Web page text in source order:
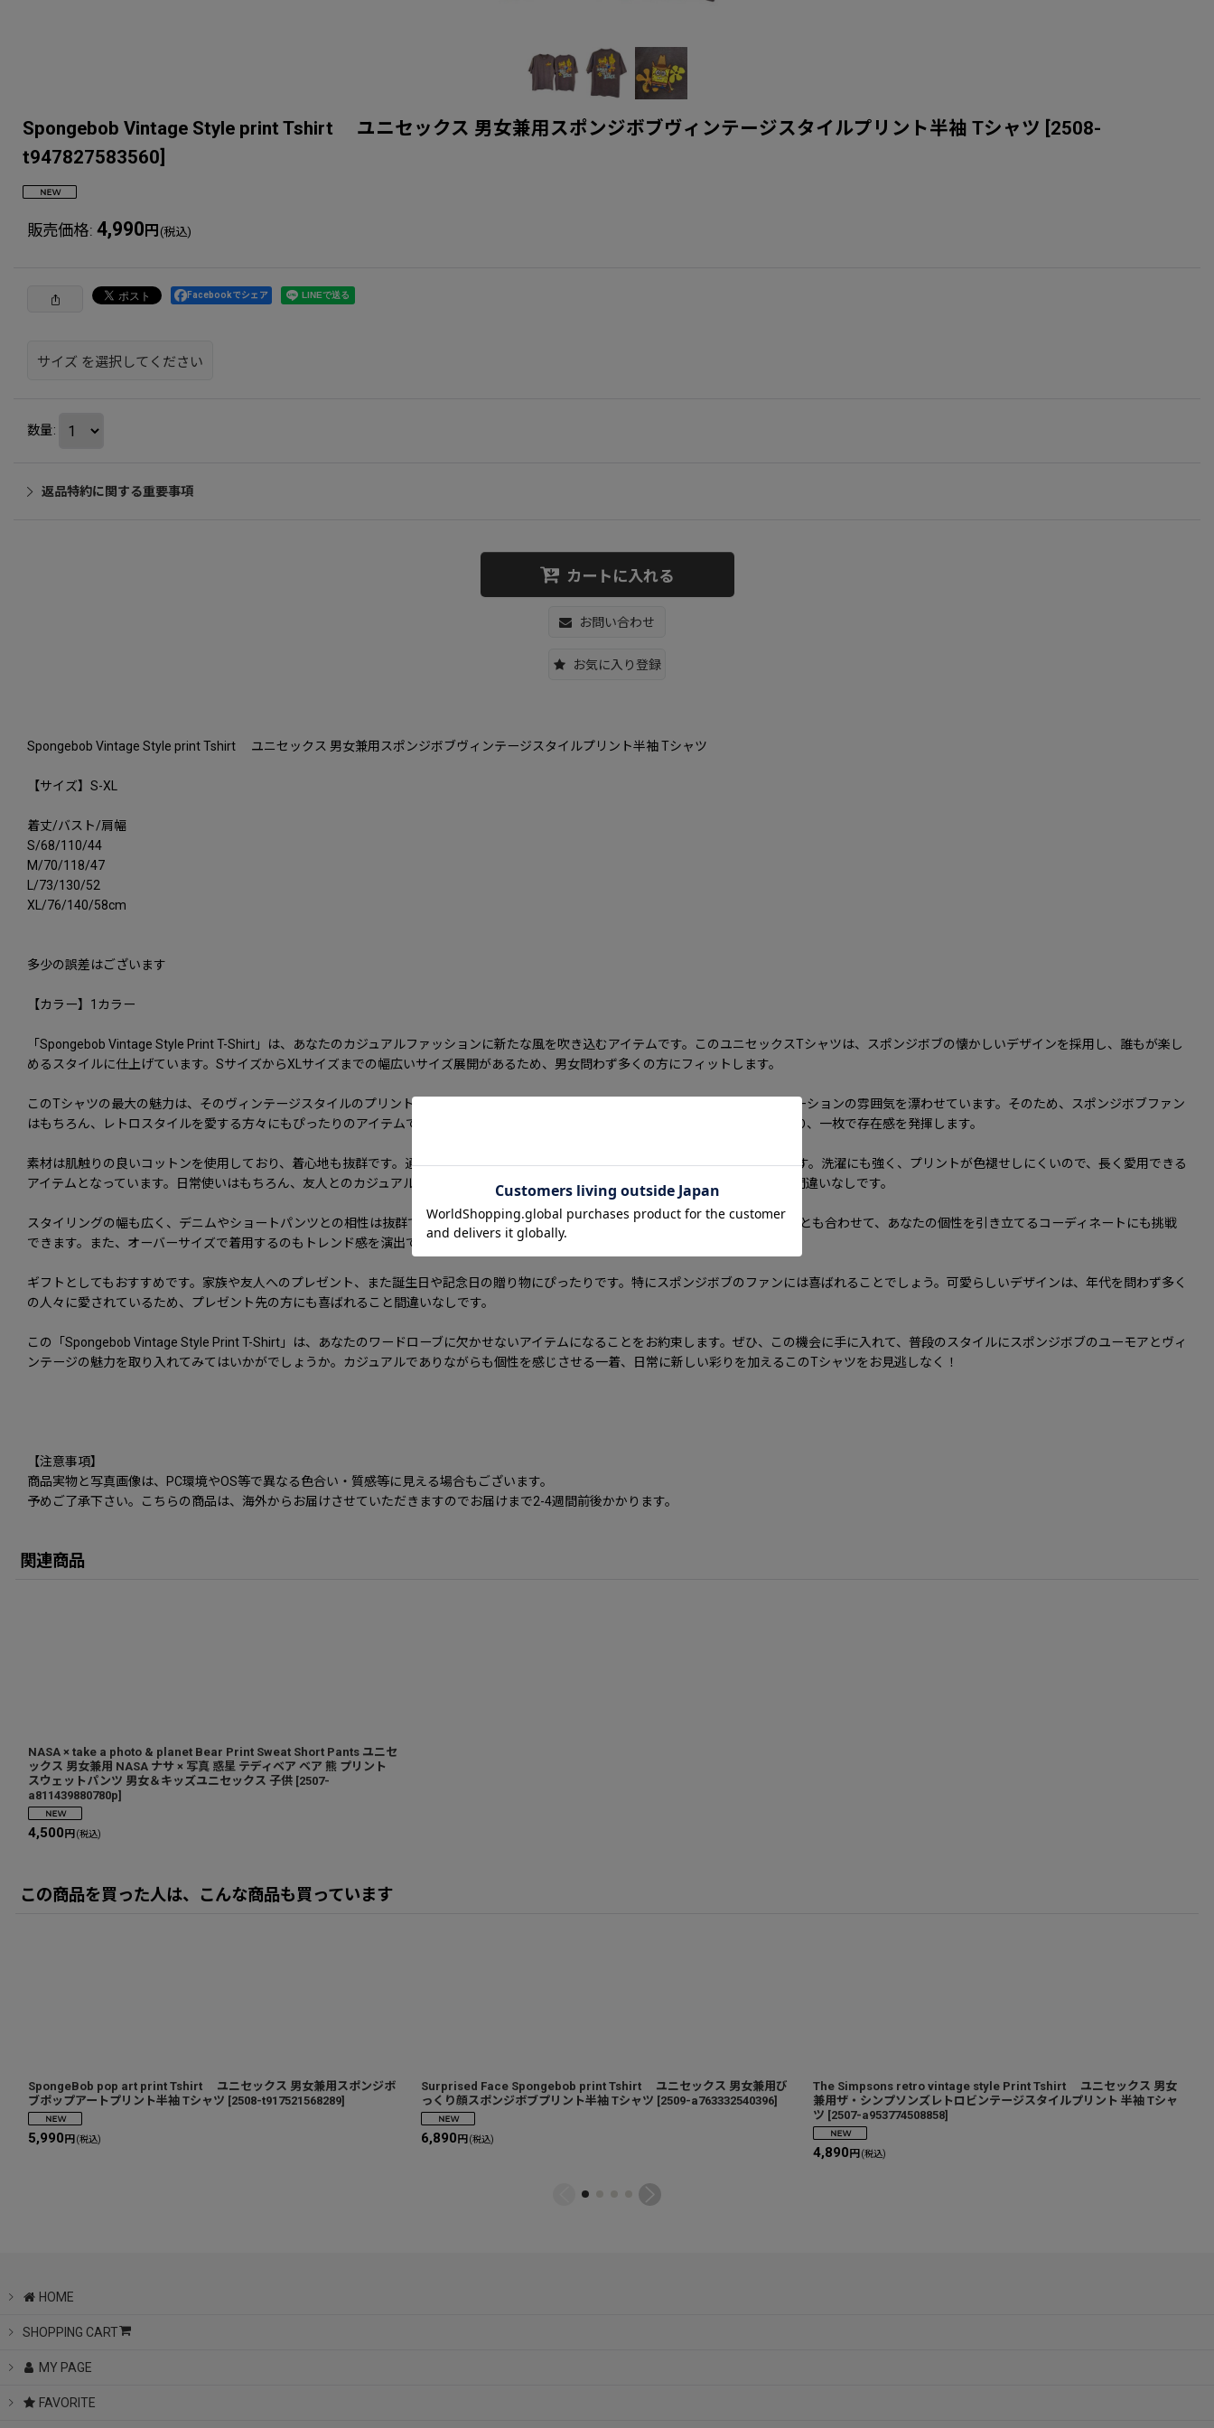
Spongebob Vintage Style print Tshirt ユニセックス 男女兼用スポンジボブヴィンテージスタイルプリント半袖 Tシャツ [2508-
t947827583560]
販売価格: 4,990 円 (税込)
Facebookでシェア
サイズ を選択してください
数量:
返品特約に関する重要事項
カートに入れる
お問い合わせ
お気に入り登録
Spongebob Vintage Style print Tshirt ユニセックス 男女兼用スポンジボブヴィンテージスタイルプリント半袖 Tシャツ
【サイズ】S-XL
着丈/バスト/肩幅
S/68/110/44
M/70/118/47
L/73/130/52
XL/76/140/58cm
多少の誤差はございます
【カラー】1カラー
「Spongebob Vintage Style Print T-Shirt」は、あなたのカジュアルファッションに新たな風を吹き込むアイテムです。このユニセックスTシャツは、スポンジボブの懐かしいデザインを採用し、誰もが楽し
めるスタイルに仕上げています。SサイズからXLサイズまでの幅広いサイズ展開があるため、男女問わず多くの方にフィットします。
このTシャツの最大の魅力は、そのヴィンテージスタイルのプリントです。鮮やかな色合いと独自のデザインが特徴で、90年代のアニメーションの雰囲気を漂わせています。そのため、スポンジボブファン
はもちろん、レトロスタイルを愛する方々にもぴったりのアイテムです。シンプルなデザインながら、コーディネートのアクセントとなり、一枚で存在感を発揮します。
素材は肌触りの良いコットンを使用しており、着心地も抜群です。通気性も良いため、夏場はもちろん、季節を問わず快適に着用できます。洗濯にも強く、プリントが色褪せしにくいので、長く愛用できる
アイテムとなっています。日常使いはもちろん、友人とのカジュアルな集まりや、イベント、さらにはレジャーシーンでも活躍すること間違いなしです。
スタイリングの幅も広く、デニムやショートパンツとの相性は抜群です。スポーツスタイルにはもちろん、スカートやカラフルなパンツとも合わせて、あなたの個性を引き立てるコーディネートにも挑戦
できます。また、オーバーサイズで着用するのもトレンド感を演出できるポイントです。
ギフトとしてもおすすめです。家族や友人へのプレゼント、また誕生日や記念日の贈り物にぴったりです。特にスポンジボブのファンには喜ばれることでしょう。可愛らしいデザインは、年代を問わず多く
の人々に愛されているため、プレゼント先の方にも喜ばれること間違いなしです。
この「Spongebob Vintage Style Print T-Shirt」は、あなたのワードローブに欠かせないアイテムになることをお約束します。ぜひ、この機会に手に入れて、普段のスタイルにスポンジボブのユーモアとヴィ
ンテージの魅力を取り入れてみてはいかがでしょうか。カジュアルでありながらも個性を感じさせる一着、日常に新しい彩りを加えるこのTシャツをお見逃しなく！
【注意事項】
商品実物と写真画像は、PC環境やOS等で異なる色合い・質感等に見える場合もございます。
予めご了承下さい。こちらの商品は、海外からお届けさせていただきますのでお届けまで2-4週間前後かかります。
関連商品
NASA × take a photo & planet Bear Print Sweat Short Pants ユニセ
ックス 男女兼用 NASA ナサ × 写真 惑星 テディベア ベア 熊 プリント
スウェットパンツ 男女＆キッズユニセックス 子供 [2507-
a811439880780p]
4,500 円 (税込)
この商品を買った人は、こんな商品も買っています
SpongeBob pop art print Tshirt ユニセックス 男女兼用スポンジボ
ブポップアートプリント半袖 Tシャツ [2508-t917521568289]
5,990 円 (税込)
Surprised Face Spongebob print Tshirt ユニセックス 男女兼用び
っくり顔スポンジボブプリント半袖 Tシャツ [2509-a763332540396]
6,890 円 (税込)
The Simpsons retro vintage style Print Tshirt ユニセックス 男女
兼用ザ・シンプソンズレトロビンテージスタイルプリント 半袖 Tシャ
ツ [2507-a953774508858]
4,890 円 (税込)
HOME
SHOPPING CART
MY PAGE
FAVORITE